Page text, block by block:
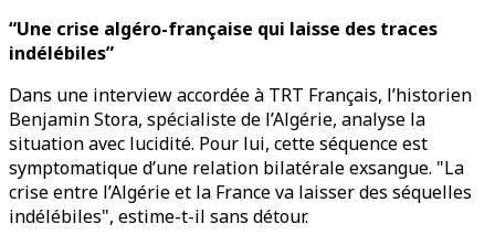
“Une crise algéro-française qui laisse des traces
indélébiles”
Dans une interview accordée à TRT Français, l’historien
Benjamin Stora, spécialiste de l’Algérie, analyse la
situation avec lucidité. Pour lui, cette séquence est
symptomatique d’une relation bilatérale exsangue. "La
crise entre l’Algérie et la France va laisser des séquelles
indélébiles", estime-t-il sans détour.